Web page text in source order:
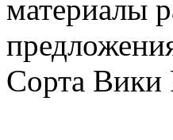
материалы
Сорта Вики